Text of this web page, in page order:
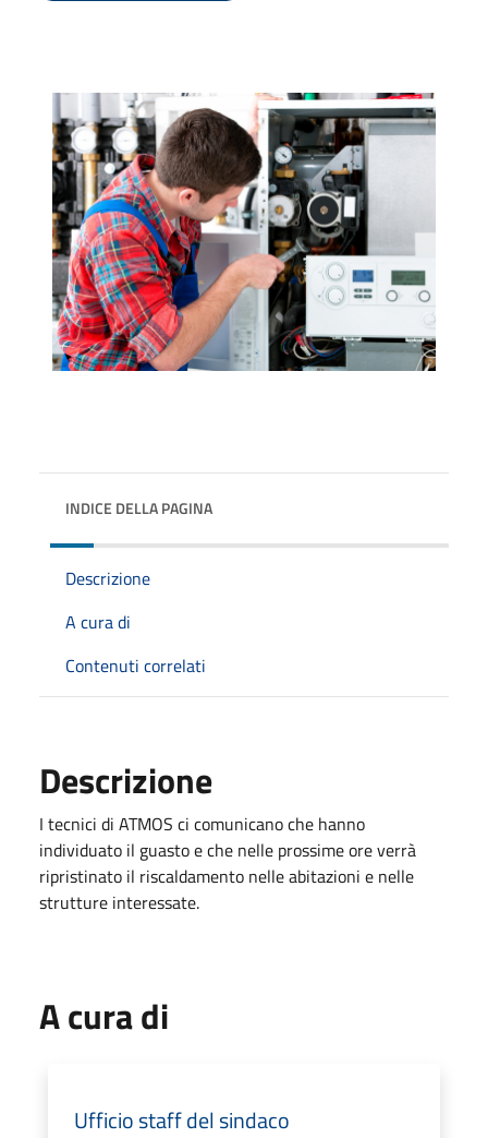
INDICE DELLA PAGINA
Descrizione
A cura di
Contenuti correlati
Descrizione
I tecnici di ATMOS ci comunicano che hanno
individuato il guasto e che nelle prossime ore verrà
ripristinato il riscaldamento nelle abitazioni e nelle
strutture interessate.
A cura di
Ufficio staff del sindaco